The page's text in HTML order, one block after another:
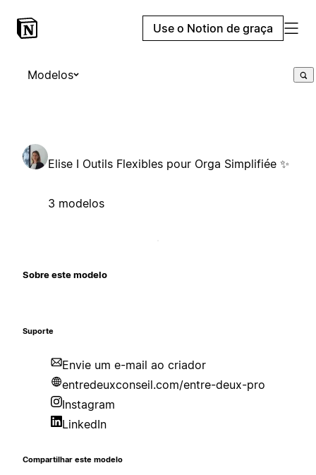
Use o Notion de graça
Modelos
Elise I Outils Flexibles pour Orga Simplifiée ✨
3 modelos
Sobre este modelo
Suporte
Envie um e-mail ao criador
entredeuxconseil.com/entre-deux-pro
Instagram
LinkedIn
Compartilhar este modelo